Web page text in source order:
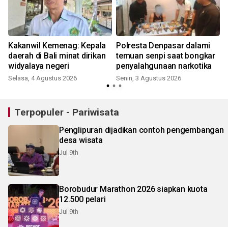
Kakanwil Kemenag: Kepala
daerah di Bali minat dirikan
widyalaya negeri
Selasa, 4 Agustus 2026
Polresta Denpasar dalami
temuan senpi saat bongkar
penyalahgunaan narkotika
Senin, 3 Agustus 2026
Terpopuler - Pariwisata
Penglipuran dijadikan contoh pengembangan
desa wisata
Jul 9th
Borobudur Marathon 2026 siapkan kuota
12.500 pelari
Jul 9th